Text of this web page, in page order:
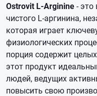
Ostrovit L-Arginine- это
чистого L-аргинина,
которая играет
физиологических
порция содержит
этот продукт
людей, ведущих
повысить свою